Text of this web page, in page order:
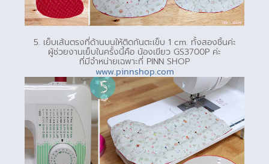
5. เย็บเส้นตรงที่ด้านบนให้ติดกันตะเข็บ 1 cm. ทั้งสองชิ้นค่ะ
ผู้ช่วยงานเย็บในครั้งนี้คือ น้องเขียว GS3700P ค่ะ
ที่มีจำหน่ายเฉพาะที่ PINN SHOP
www.pinnshop.com